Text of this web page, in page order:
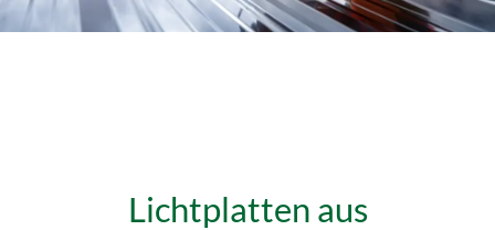
Lichtplatten aus